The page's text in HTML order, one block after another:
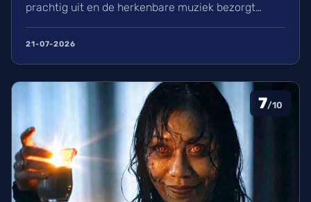
prachtig uit en de herkenbare muziek bezorgt
kippenvel. Hoewel de lore complex is, zorgt het
avontuur voor een heerlijke ervaring in de
21-07-2026
7/10